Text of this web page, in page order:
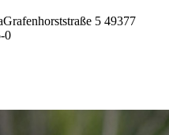
Grafenhorststraße 5 49377
0